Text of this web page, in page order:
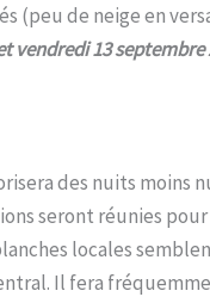
(peu de neige en
vendredi 13 septembre
des nuits
seront réunies
locales
Il fera